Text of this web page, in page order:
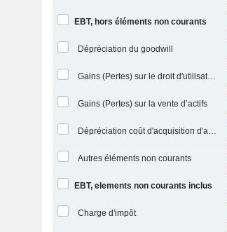
EBT, hors éléments non courants
Dépréciation du goodwill
Gains (Pertes) sur le droit d'utilisation d'actifs
Gains (Pertes) sur la vente d’actifs
Dépréciation coût d'acquisition d'actifs
Autres éléments non courants
EBT, elements non courants inclus
Charge d'impôt